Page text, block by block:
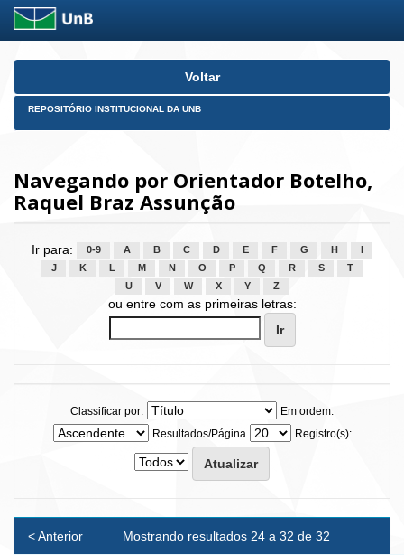
Skip
Voltar
REPOSITÓRIO INSTITUCIONAL DA UNB
Navegando por Orientador Botelho,
Raquel Braz Assunção
Ir para: 0-9 A B C D E F G H
J
K L M N O P Q R S
T
U
V W X Y Z
ou entre com as primeiras letras:
Classificar por:
Em ordem:
Resultados/Página
Registro(s):
Mostrando resultados 24 a 32 de 32
< Anterior